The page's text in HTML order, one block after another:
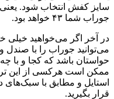
جوراب شما ۴۳ خواهد بود.
در آخر اگر می‌خواهید خیلی
می‌توانید جوراب را با صندل
حواستان باشد که کجا و با
ممکن است هرکسی از این
استایل و مطابق با سبک‌های
قرار بگیرید.